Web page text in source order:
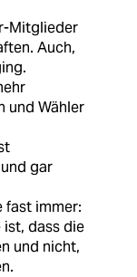
Mitglieder
Auch,
und Wähler
gar
fast immer:
ist, dass die
und nicht,